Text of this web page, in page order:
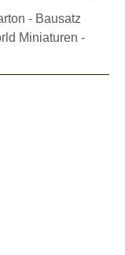
- Bausatz
Miniaturen -